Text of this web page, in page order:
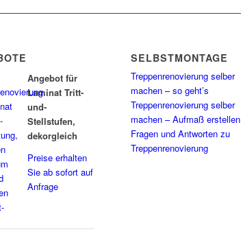
Angebot für
Laminat Tritt-
und-
Stellstufen,
dekorgleich
Preise erhalten
Sie ab sofort auf
Anfrage
SELBSTMONTAGE
Treppenrenovierung selber
machen – so geht’s
Treppenrenovierung selber
machen – Aufmaß erstellen
Fragen und Antworten zu
Treppenrenovierung